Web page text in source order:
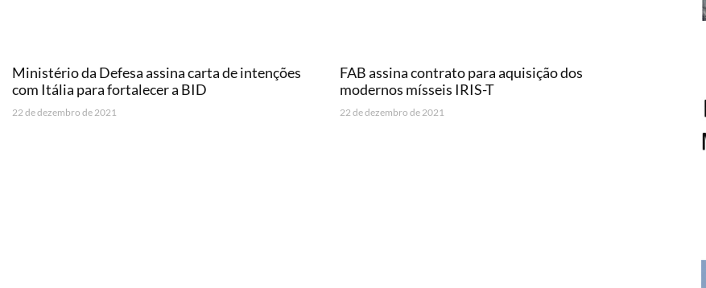
Ministério da Defesa assina carta de intenções
com Itália para fortalecer a BID
22 de dezembro de 2021
FAB assina contrato para aquisição dos
modernos mísseis IRIS-T
22 de dezembro de 2021